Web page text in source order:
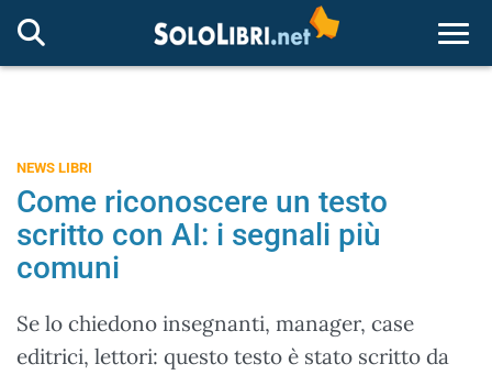
NEWS LIBRI
Come riconoscere un testo
scritto con AI: i segnali più
comuni
Se lo chiedono insegnanti, manager, case
editrici, lettori: questo testo è stato scritto da